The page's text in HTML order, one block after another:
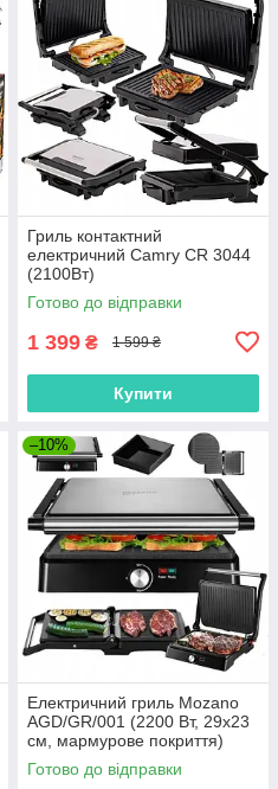
Гриль контактний
електричний Camry CR 3044
(2100Вт)
Готово до відправки
1 399 ₴ 1 599 ₴
Купити
–10%
Електричний гриль Mozano
AGD/GR/001 (2200 Вт, 29x23
см, мармурове покриття)
Готово до відправки